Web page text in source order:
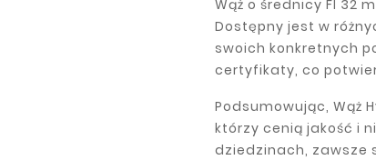
Wąż o średnicy FI 32
Dostępny jest w
swoich konkretnych
certyfikaty, co
Podsumowując, Wąż
którzy cenią jakość i
dziedzinach, zawsze